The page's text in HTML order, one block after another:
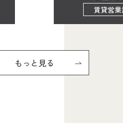
賃貸営
もっと見る